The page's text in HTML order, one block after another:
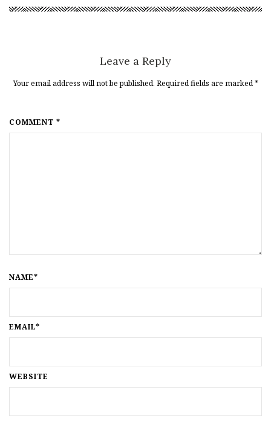
Leave a Reply
Your email address will not be published. Required fields are marked*
COMMENT *
NAME*
EMAIL*
WEBSITE